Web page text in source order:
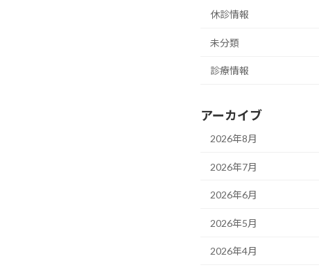
休診情報
未分類
診療情報
アーカイブ
2026年8月
2026年7月
2026年6月
2026年5月
2026年4月